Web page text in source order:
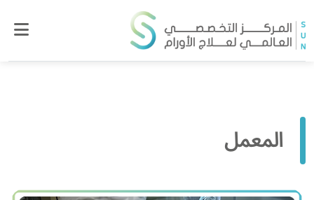
المعمل